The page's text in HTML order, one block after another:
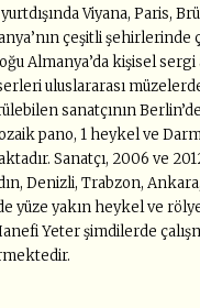
Viyana, Paris,
çeşitli şehirlerinde
Almanya’da kişisel
uluslararası
sanatçının
pano, 1 heykel ve
Sanatçı, 2006 ve
Denizli, Trabzon,
yüze yakın heykel ve
Yeter şimdilerde